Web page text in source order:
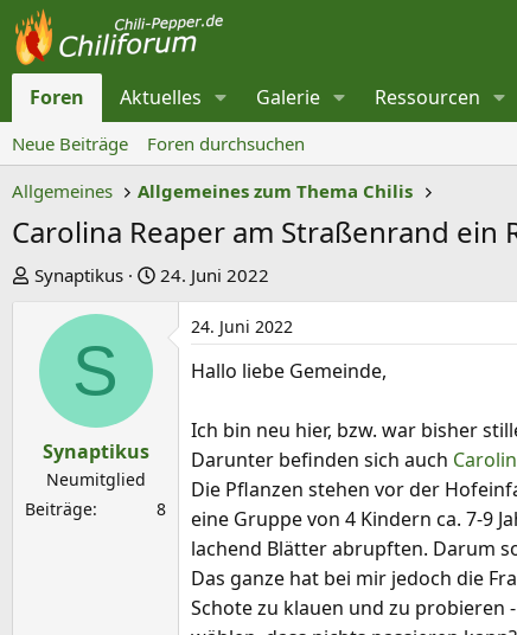
Foren Aktuelles Galerie Ressourcen
Neue Beiträge
Foren durchsuchen
Allgemeines
Allgemeines zum Thema Chilis
Carolina Reaper am Straßenrand ein
E
e
r
Synaptikus
E
a
24. Juni 2022
S
Synaptikus
Neumitglied
Beiträge
8
24. Juni 2022
Hallo liebe Gemeinde,
Ich bin neu hier, bzw. war bisher
Darunter befinden sich auch
Die Pflanzen stehen vor der
eine Gruppe von 4 Kindern ca. 7-9
lachend Blätter abrupften. Darum
Das ganze hat bei mir jedoch die
Schote zu klauen und zu probieren